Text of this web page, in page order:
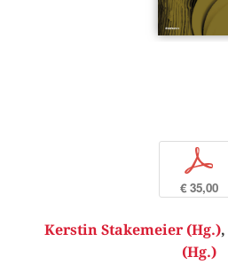
p
€ 35,00
Kerstin Stakemeier (Hg.),
(Hg.)